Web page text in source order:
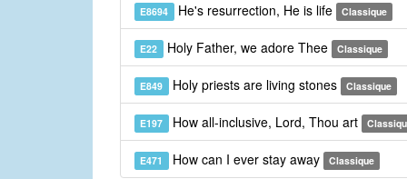
E8694 He's resurrection, He is life Classique
E22 Holy Father, we adore Thee Classique
E849 Holy priests are living stones Classique
E197 How all-inclusive, Lord, Thou art
E471 How can I ever stay away Classique